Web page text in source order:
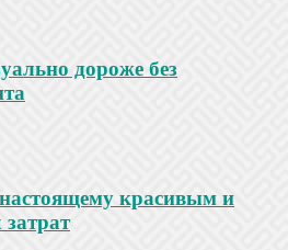
дороже без
красивым и